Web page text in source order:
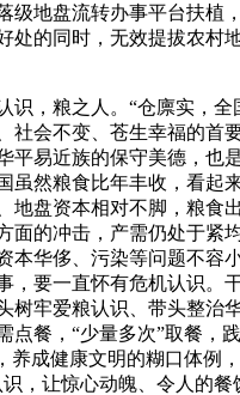
级地盘流转办事平台扶植
处的同时，无效提拔农村
，粮之人。“仓廪实，全
社会不变、苍生幸福的首
平易近族的保守美德，也
虽然粮食比年丰收，看起
地盘资本相对不脚，粮食
面的冲击，产需仍处于紧
本华侈、污染等问题不容
，要一直怀有危机认识。
树牢爱粮认识、带头整治
点餐，“少量多次”取餐，
养成健康文明的糊口体例
，让惊心动魄、令人的餐